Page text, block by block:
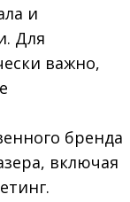
и
Для
важно,
бренда
включая